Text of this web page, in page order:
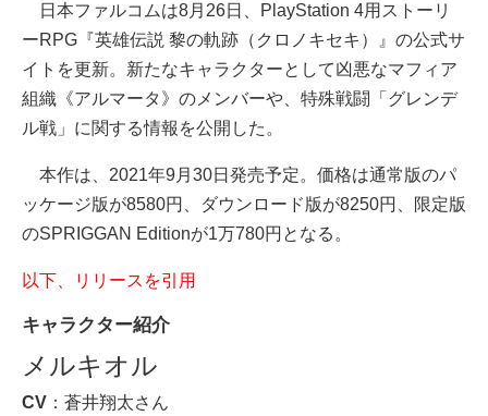
日本ファルコムは8月26日、PlayStation 4用ストーリ
ーRPG『英雄伝説 黎の軌跡（クロノキセキ）』の公式サ
イトを更新。新たなキャラクターとして凶悪なマフィア
組織《アルマータ》のメンバーや、特殊戦闘「グレンデ
ル戦」に関する情報を公開した。
本作は、2021年9月30日発売予定。価格は通常版のパ
ッケージ版が8580円、ダウンロード版が8250円、限定版
のSPRIGGAN Editionが1万780円となる。
以下、リリースを引用
キャラクター紹介
メルキオル
CV ：蒼井翔太さん